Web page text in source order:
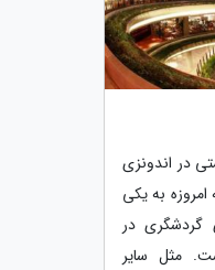
در اندونزی
به یکی
گردشگری در
مثل سایر